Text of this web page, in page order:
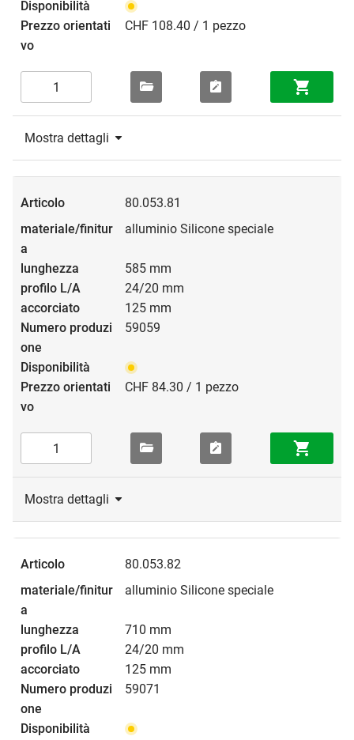
CHF 108.40 / 1 pezzo
Mostra dettagli
80.053.81
alluminio Silicone speciale
585 mm
24/20 mm
125 mm
59059
CHF 84.30 / 1 pezzo
Mostra dettagli
80.053.82
alluminio Silicone speciale
710 mm
24/20 mm
125 mm
59071